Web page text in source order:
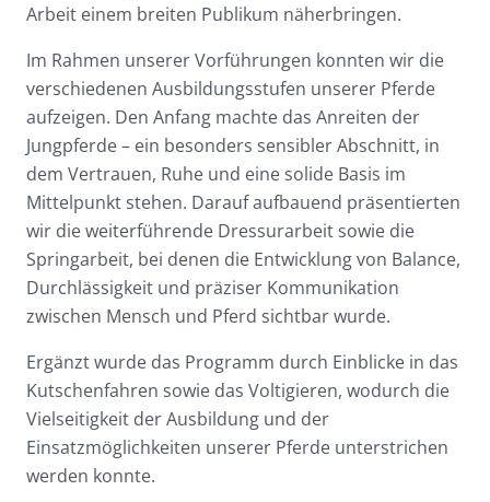
Arbeit einem breiten Publikum näherbringen.
Im Rahmen unserer Vorführungen konnten wir die
verschiedenen Ausbildungsstufen unserer Pferde
aufzeigen. Den Anfang machte das Anreiten der
Jungpferde – ein besonders sensibler Abschnitt, in
dem Vertrauen, Ruhe und eine solide Basis im
Mittelpunkt stehen. Darauf aufbauend präsentierten
wir die weiterführende Dressurarbeit sowie die
Springarbeit, bei denen die Entwicklung von Balance,
Durchlässigkeit und präziser Kommunikation
zwischen Mensch und Pferd sichtbar wurde.
Ergänzt wurde das Programm durch Einblicke in das
Kutschenfahren sowie das Voltigieren, wodurch die
Vielseitigkeit der Ausbildung und der
Einsatzmöglichkeiten unserer Pferde unterstrichen
werden konnte.